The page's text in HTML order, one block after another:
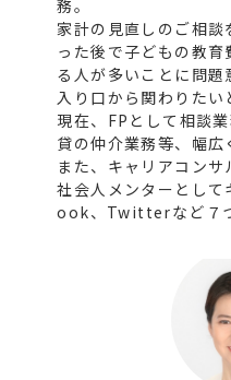
務。
家計の見直しのご相談
った後で子どもの教
る人が多いことに問
入り口から関わりたい
現在、FPとして相談
貸の仲介業務等、幅広
また、キャリアコン
社会人メンターとし
ook、Twitterなど７つ